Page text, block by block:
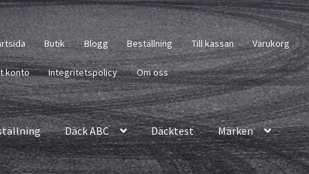
Butik Blogg Beställning Till kassan Varukorg
konto Integritetspolicy Om oss
Däck ABC Däcktest Märken